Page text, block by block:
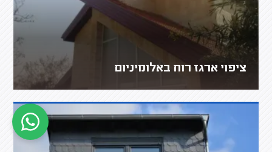
ציפוי ארגז רוח באלומיניום